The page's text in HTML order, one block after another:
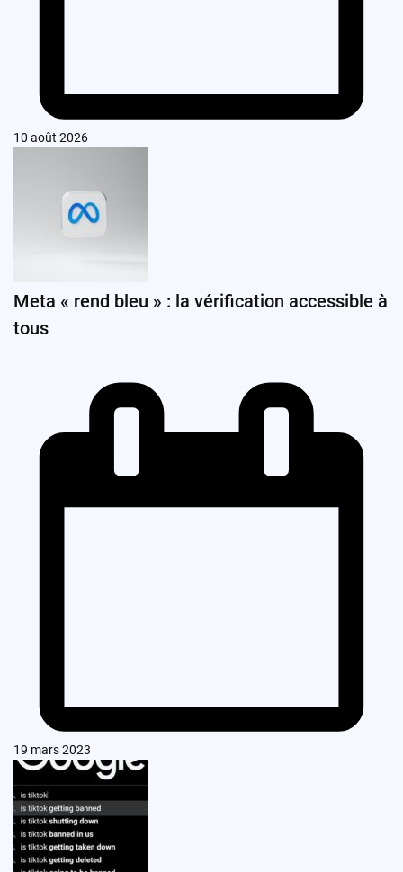
10 août 2026
Meta « rend bleu » : la vérification accessible à
tous
19 mars 2023